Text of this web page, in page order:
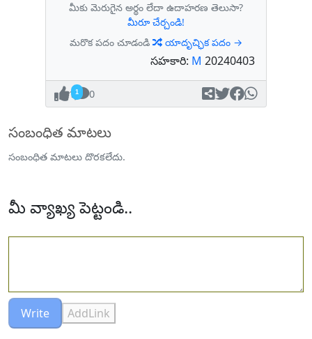
మీకు మెరుగైన అర్థం లేదా ఉదాహరణ తెలుసా?
మీరూ చేర్చండి!
మరొక పదం చూడండి
యాదృచ్ఛిక పదం →
సహకారి: M 20240403
1 0
సంబంధిత మాటలు
సంబంధిత మాటలు దొరకలేదు.
మీ వ్యాఖ్య పెట్టండి..
Write AddLink